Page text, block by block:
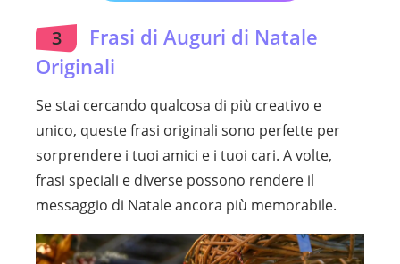
3
Frasi di Auguri di Natale
Originali
Se stai cercando qualcosa di più creativo e
unico, queste frasi originali sono perfette per
sorprendere i tuoi amici e i tuoi cari. A volte,
frasi speciali e diverse possono rendere il
messaggio di Natale ancora più memorabile.